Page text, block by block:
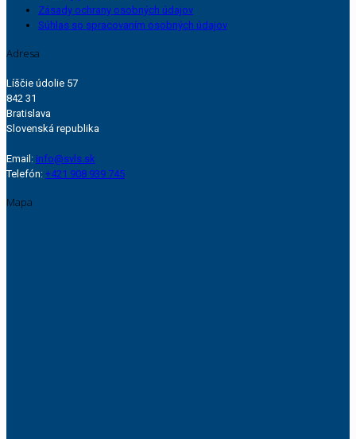
Zásady ochrany osobných údajov
Súhlas so spracovaním osobných údajov
Adresa
Líščie údolie 57
842 31
Bratislava
Slovenská republika
Email: info@svls.sk
Telefón: +421 908 939 745
Mapa